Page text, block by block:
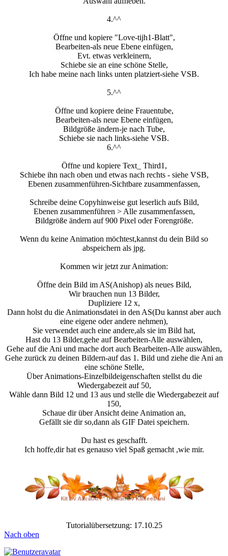
4.^^
Öffne und kopiere "Love-tijh1-Blatt",
Bearbeiten-als neue Ebene einfügen,
Evt. etwas verkleinern,
Schiebe sie an eine schöne Stelle,
Ich habe meine nach links unten platziert-siehe VSB.
5.^^
Öffne und kopiere deine Frauentube,
Bearbeiten-als neue Ebene einfügen,
Bildgröße ändern-je nach Tube,
Schiebe sie nach links-siehe VSB.
6.^^
Öffne und kopiere Text_ Third1,
Schiebe ihn nach oben und etwas nach rechts - siehe VSB,
Ebenen zusammenführen-Sichtbare zusammenfassen,
Schreibe deine Copyhinweise gut leserlich aufs Bild,
Ebenen zusammenführen > Alle zusammenfassen,
Bildgröße ändern auf 900 Pixel oder Forengröße.
Wenn du keine Animation möchtest,kannst du dein Bild so
abspeichern als jpg.
Kommen wir jetzt zur Animation:
Öffne dein Bild im AS(Anishop) als neues Bild,
Wir brauchen nun 13 Bilder,
Dupliziere 12 x,
Dann holst du die Animationsdatei in den AS(Du kannst aber auch
eine eigene oder andere nehmen),
Sie verwendet auch eine andere,als sie im Bild hat,
Hast du 13 Bilder,gehe auf Bearbeiten-Alle auswählen,
Gehe auf die Ani und mache dort auch Bearbeiten-Alle auswählen,
Gehe zurück zu deinen Bildern-auf das 1. Bild und ziehe die Ani an
eine schöne Stelle,
Über Animations-Einzelbildeigenschaften stellst du die
Wiedergabezeit auf 50,
Wähle dann Bild 12 und 13 aus und stelle die Wiedergabezeit auf
150,
Schaue dir über Ansicht deine Animation an,
Gefällt sie dir so,dann als GIF Datei speichern.
Du hast es geschafft.
Ich hoffe,dir hat es genauso viel Spaß gemacht ,wie mir.
Tutorialübersetzung: 17.10.25
Nach oben